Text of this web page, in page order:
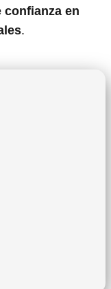
confianza en
.